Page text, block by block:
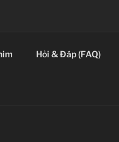
Hỏi & Đáp (FAQ)